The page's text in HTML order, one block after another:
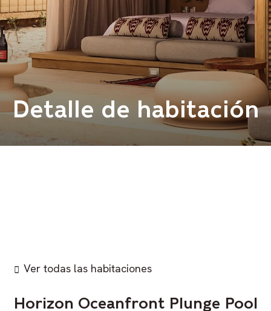
Detalle de habitación
Ver todas las habitaciones
Horizon Oceanfront Plunge Pool